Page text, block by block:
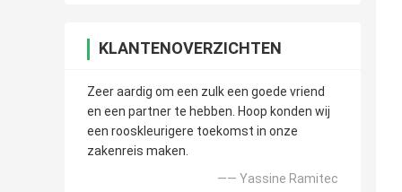
KLANTENOVERZICHTEN
Zeer aardig om een zulk een goede vriend
en een partner te hebben. Hoop konden wij
een rooskleurigere toekomst in onze
zakenreis maken.
—— Yassine Ramitec